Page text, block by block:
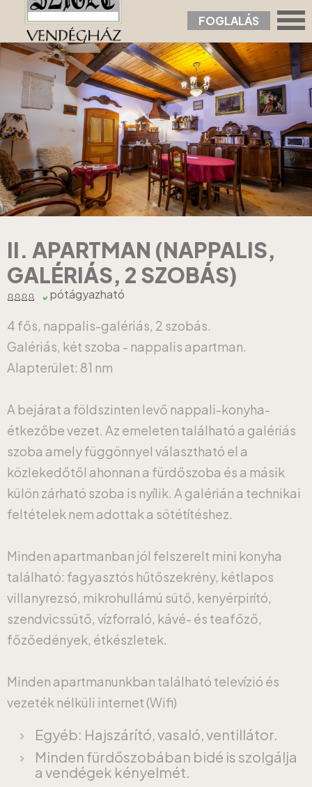
FOGLALÁS
Nyitólap › Apartmanok › II. Apartman (nappalis, galériás, 2 szobás)
II. APARTMAN (NAPPALIS,
GALÉRIÁS, 2 SZOBÁS)
pótágyazható
4 fős, nappalis-galériás, 2 szobás.
Galériás, két szoba - nappalis apartman.
Alapterület: 81 nm
A bejárat a földszinten levő nappali-konyha-
étkezőbe vezet. Az emeleten található a galériás
szoba amely függönnyel választható el a
közlekedőtől ahonnan a fürdőszoba és a másik
külön zárható szoba is nyílik. A galérián a technikai
feltételek nem adottak a sötétítéshez.
Minden apartmanban jól felszerelt mini konyha
található: fagyasztós hűtőszekrény, kétlapos
villanyrezsó, mikrohullámú sütő, kenyérpirító,
szendvicssütő, vízforraló, kávé- és teafőző,
főzőedények, étkészletek.
Minden apartmanunkban található televízió és
vezeték nélküli internet (Wifi)
Egyéb: Hajszárító, vasaló, ventillátor.
Minden fürdőszobában bidé is szolgálja
a vendégek kényelmét.